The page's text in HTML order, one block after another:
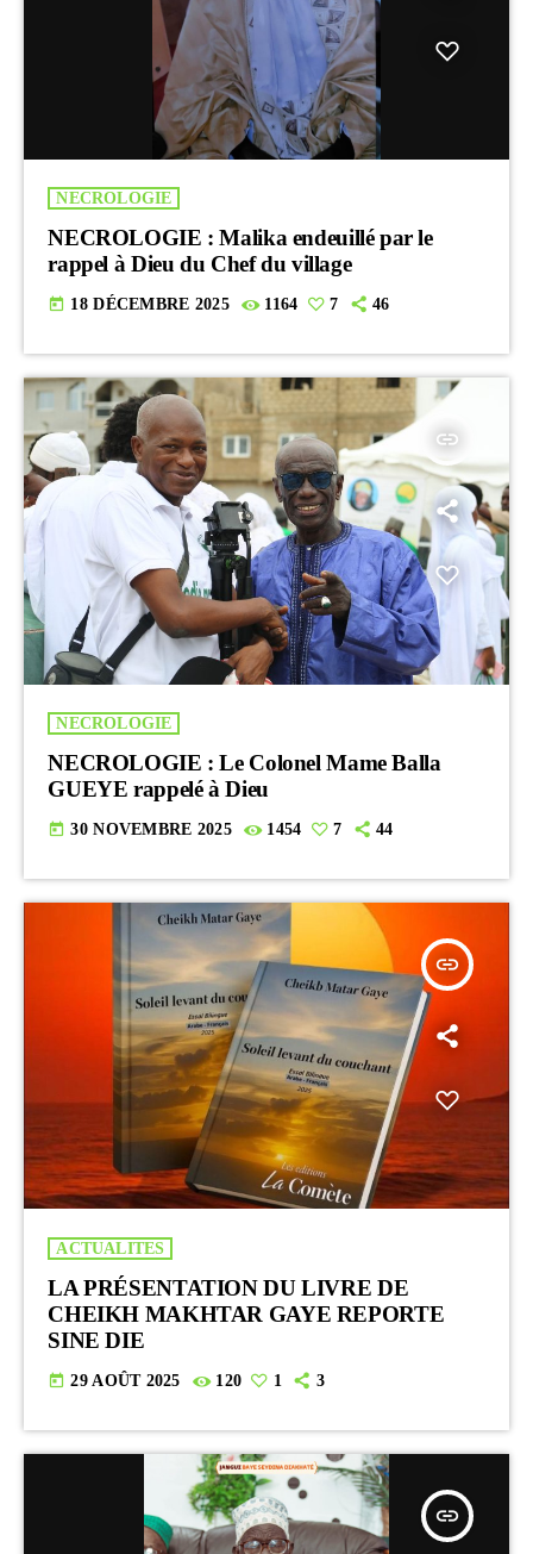
NECROLOGIE
NECROLOGIE : Malika endeuillé par le
rappel à Dieu du Chef du village
today 18 DÉCEMBRE 2025 1164 7 46
insert_link
NECROLOGIE
NECROLOGIE : Le Colonel Mame Balla
GUEYE rappelé à Dieu
today 30 NOVEMBRE 2025 1454 7 44
insert_link
ACTUALITES
LA PRÉSENTATION DU LIVRE DE
CHEIKH MAKHTAR GAYE REPORTE
SINE DIE
today 29 AOÛT 2025 120 1 3
insert_link